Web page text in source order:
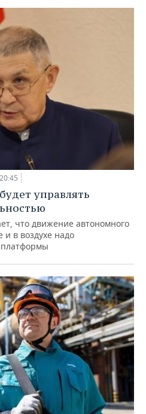
управлять
что движение автономного
и в воздухе надо
платформы